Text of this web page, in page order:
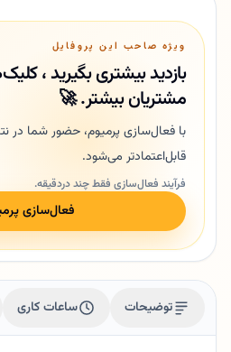
ویژه صاحب این پروفایل
بازدید بیشتری بگیرید ،
مشتریان بیشتر. 🚀
با فعال‌سازی پرمیوم، حضور شما در
قابل‌اعتمادتر می‌شود.
فرآیند فعال‌سازی فقط چند دردقیقه.
فعال‌سازی
توضیحات ساعات کاری